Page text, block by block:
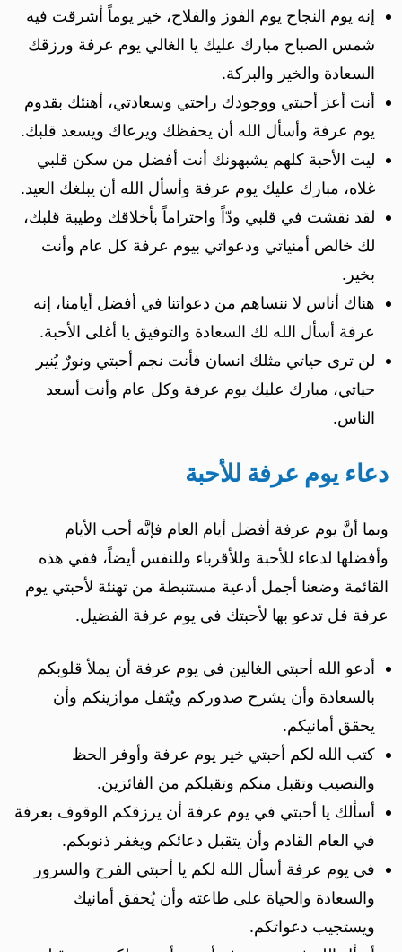
إنه يوم النجاح يوم الفوز والفلاح، خير يوماً أشرقت فيه
شمس الصباح مبارك عليك يا الغالي يوم عرفة ورزقك
السعادة والخير والبركة.
أنت أعز أحبتي ووجودك راحتي وسعادتي، أهنئك بقدوم
يوم عرفة وأسأل الله أن يحفظك ويرعاك ويسعد قلبك.
ليت الأحبة كلهم يشبهونك أنت أفضل من سكن قلبي
غلاه، مبارك عليك يوم عرفة وأسأل الله أن يبلغك العيد.
لقد نقشت في قلبي ودّاً واحتراماً بأخلاقك وطيبة قلبك،
لك خالص أمنياتي ودعواتي بيوم عرفة كل عام وأنت
بخير.
هناك أناس لا ننساهم من دعواتنا في أفضل أيامنا، إنه
عرفة أسأل الله لك السعادة والتوفيق يا أغلى الأحبة.
لن ترى حياتي مثلك انسان فأنت نجم أحبتي ونورٌ يُنير
حياتي، مبارك عليك يوم عرفة وكل عام وأنت أسعد
الناس.
دعاء يوم عرفة للأحبة
وبما أنَّ يوم عرفة أفضل أيام العام فإنَّه أحب الأيام
وأفضلها لدعاء للأحبة وللأقرباء وللنفس أيضاً، ففي هذه
القائمة وضعنا أجمل أدعية مستنبطة من تهنئة لأحبتي يوم
عرفة فل تدعو بها لأحبتك في يوم عرفة الفضيل.
أدعو الله أحبتي الغالين في يوم عرفة أن يملأ قلوبكم
بالسعادة وأن يشرح صدوركم ويُثقل موازينكم وأن
يحقق أمانيكم.
كتب الله لكم أحبتي خير يوم عرفة وأوفر الحظ
والنصيب وتقبل منكم وتقبلكم من الفائزين.
أسألك يا أحبتي في يوم عرفة أن يرزقكم الوقوف بعرفة
في العام القادم وأن يتقبل دعائكم ويغفر ذنوبكم.
في يوم عرفة أسأل الله لكم يا أحبتي الفرح والسرور
والسعادة والحياة على طاعته وأن يُحقق أمانيك
ويستجيب دعواتكم.